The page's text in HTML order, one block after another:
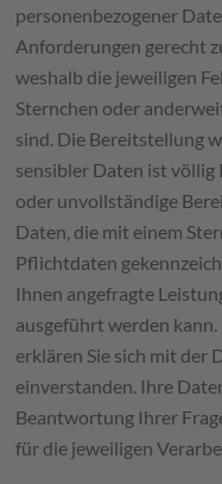
personenbezogener
Anforderungen gerecht
weshalb die jeweiligen
Sternchen oder
sind. Die Bereitstellung
sensibler Daten ist völlig
oder unvollständige
Daten, die mit einem
Pflichtdaten
Ihnen angefragte
ausgeführt werden
erklären Sie sich mit der
einverstanden. Ihre
Beantwortung Ihrer
für die jeweiligen